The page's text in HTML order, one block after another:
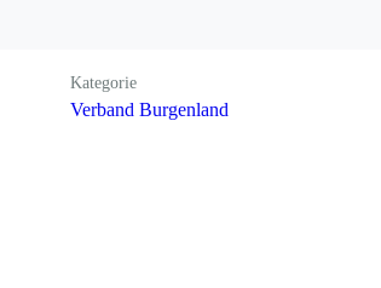
Kategorie
Verband Burgenland